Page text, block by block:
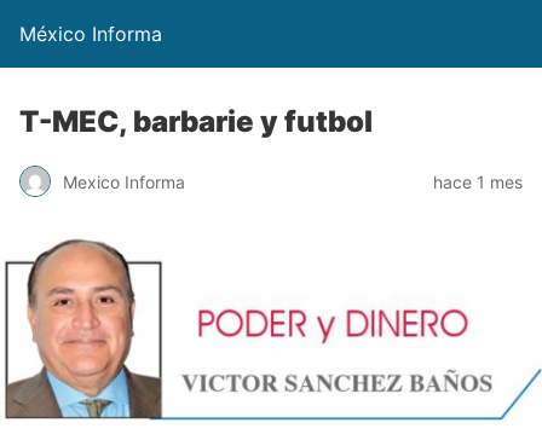
México Informa
T-MEC, barbarie y futbol
Mexico Informa hace 1 mes